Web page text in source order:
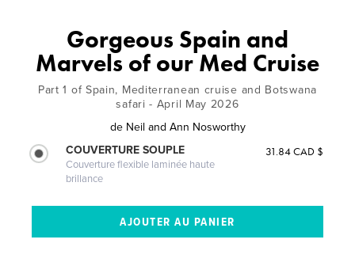
Gorgeous Spain and
Marvels of our Med Cruise
Part 1 of Spain, Mediterranean cruise and Botswana
safari - April May 2026
de Neil and Ann Nosworthy
COUVERTURE SOUPLE
Couverture flexible laminée haute
brillance
31.84 CAD $